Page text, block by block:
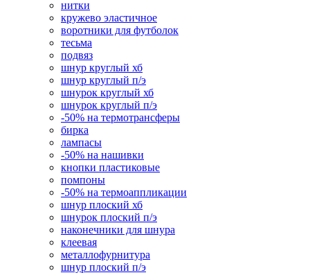
нитки
кружево эластичное
воротники для футболок
тесьма
подвяз
шнур круглый хб
шнур круглый п/э
шнурок круглый хб
шнурок круглый п/э
-50% на термотрансферы
бирка
лампасы
-50% на нашивки
кнопки пластиковые
помпоны
-50% на термоаппликации
шнур плоский хб
шнурок плоский п/э
наконечники для шнура
клеевая
металлофурнитура
шнур плоский п/э